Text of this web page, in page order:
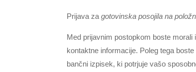
Prijava zagotovinska posojila na
Med prijavnim postopkom boste
kontaktne informacije. Poleg tega
bančni izpisek, ki potrjuje vašo